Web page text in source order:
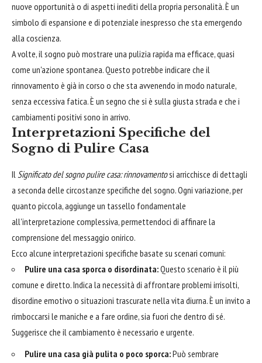
nuove opportunità o di aspetti inediti della propria personalità. È un
simbolo di espansione e di potenziale inespresso che sta emergendo
alla coscienza.
A volte, il sogno può mostrare una pulizia rapida ma efficace, quasi
come un'azione spontanea. Questo potrebbe indicare che il
rinnovamento è già in corso o che sta avvenendo in modo naturale,
senza eccessiva fatica. È un segno che si è sulla giusta strada e che i
cambiamenti positivi sono in arrivo.
Interpretazioni Specifiche del
Sogno di Pulire Casa
IlSignificato del sogno pulire casa: rinnovamentosi arricchisce di dettagli
a seconda delle circostanze specifiche del sogno. Ogni variazione, per
quanto piccola, aggiunge un tassello fondamentale
all'interpretazione complessiva, permettendoci di affinare la
comprensione del messaggio onirico.
Ecco alcune interpretazioni specifiche basate su scenari comuni:
Pulire una casa sporca o disordinata:Questo scenario è il più
comune e diretto. Indica la necessità di affrontare problemi irrisolti,
disordine emotivo o situazioni trascurate nella vita diurna. È un invito a
rimboccarsi le maniche e a fare ordine, sia fuori che dentro di sé.
Suggerisce che il cambiamento è necessario e urgente.
Pulire una casa già pulita o poco sporca:Può sembrare